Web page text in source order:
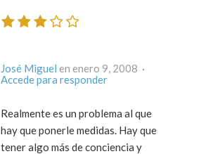
José Miguel
en enero 9, 2008 ·
Accede para responder
Realmente es un problema al que
hay que ponerle medidas. Hay que
tener algo más de conciencia y